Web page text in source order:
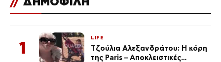
1
LIFE
Τζούλια Αλεξανδράτου: Η κόρη
της Paris – Αποκλειστικές